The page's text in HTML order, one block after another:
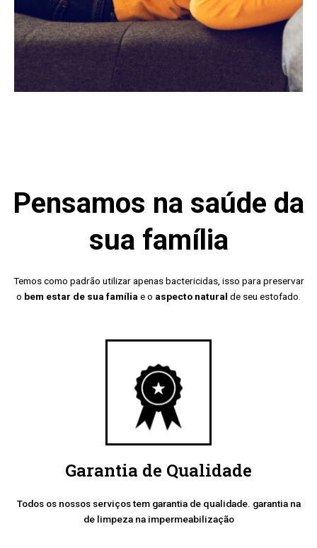
Pensamos na saúde da
sua família
Temos como padrão utilizar apenas bactericidas, isso para preservar
o bem estar de sua família e o aspecto natural de seu estofado.
Garantia de Qualidade
Todos os nossos serviços tem garantia de qualidade. garantia na
de limpeza na impermeabilização